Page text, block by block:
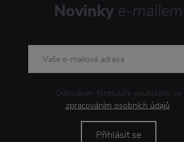
Novinky e-mailem
Odesláním formuláře souhlasím se
zpracováním osobních údajů.
Přihlásit se